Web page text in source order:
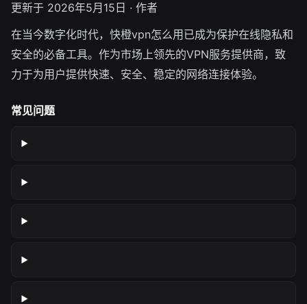
更新于 2026年5月15日 · 作者
在当今数字化时代，快橙vpn怎么用已成为保护在线隐私和
安全的必备工具。作为市场上领先的VPN服务提供商，致
力于为用户提供快速、安全、稳定的网络连接体验。
常见问题